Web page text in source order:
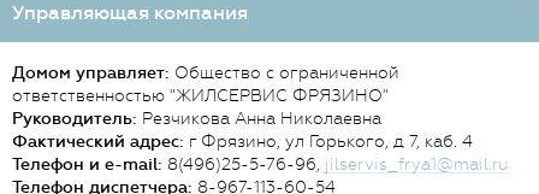
Управляющая компания
Домом управляет: Общество с ограниченной
ответственностью "ЖИЛСЕРВИС ФРЯЗИНО"
Руководитель: Резчикова Анна Николаевна
Фактический адрес: г Фрязино, ул Горького, д 7, каб. 4
Телефон и e-mail: 8(496)25-5-76-96, jilservis_frya1@mail.ru
Телефон диспетчера: 8-967-113-60-54